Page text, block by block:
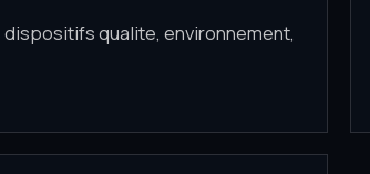
qualite, environnement,